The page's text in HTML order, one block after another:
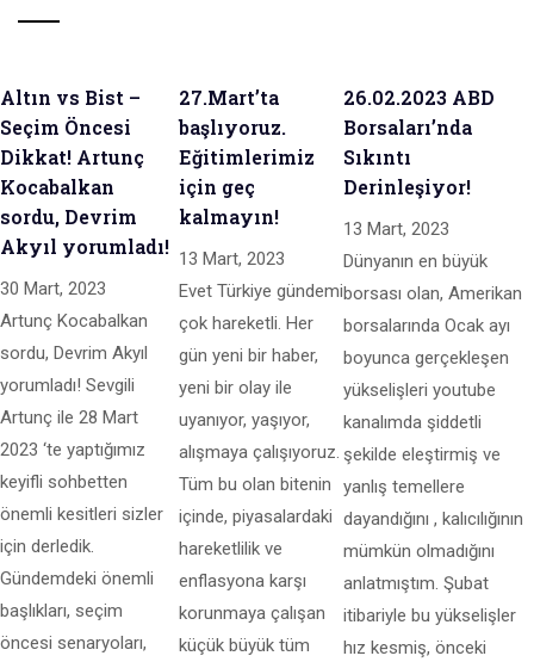
Altın vs Bist –
Seçim Öncesi
Dikkat! Artunç
Kocabalkan
sordu, Devrim
Akyıl yorumladı!
30 Mart, 2023
Artunç Kocabalkan
sordu, Devrim Akyıl
yorumladı! Sevgili
Artunç ile 28 Mart
2023 ‘te yaptığımız
keyifli sohbetten
önemli kesitleri sizler
için derledik.
Gündemdeki önemli
başlıkları, seçim
öncesi senaryoları,
27.Mart’ta
başlıyoruz.
Eğitimlerimiz
için geç
kalmayın!
13 Mart, 2023
Evet Türkiye gündemi
çok hareketli. Her
gün yeni bir haber,
yeni bir olay ile
uyanıyor, yaşıyor,
alışmaya çalışıyoruz.
Tüm bu olan bitenin
içinde, piyasalardaki
hareketlilik ve
enflasyona karşı
korunmaya çalışan
küçük büyük tüm
26.02.2023 ABD
Borsaları’nda
Sıkıntı
Derinleşiyor!
13 Mart, 2023
Dünyanın en büyük
borsası olan, Amerikan
borsalarında Ocak ayı
boyunca gerçekleşen
yükselişleri youtube
kanalımda şiddetli
şekilde eleştirmiş ve
yanlış temellere
dayandığını , kalıcılığının
mümkün olmadığını
anlatmıştım. Şubat
itibariyle bu yükselişler
hız kesmiş, önceki